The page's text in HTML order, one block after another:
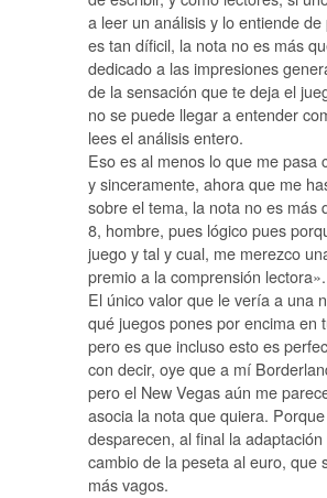
a leer un análisis y lo entiende
es tan díficil, la nota no es más
dedicado a las impresiones
de la sensación que te deja el
no se puede llegar a entender
lees el análisis entero.
Eso es al menos lo que me pasa
y sinceramente, ahora que me
sobre el tema, la nota no es
8, hombre, pues lógico pues
juego y tal y cual, me merezco
premio a la comprensión lectora».
El único valor que le vería a una
qué juegos pones por encima en
pero es que incluso esto es
con decir, oye que a mí
pero el New Vegas aún me
asocia la nota que quiera.
desparecen, al final la
cambio de la peseta al euro, que
más vagos.